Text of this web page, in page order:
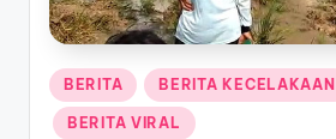
e
k
Posted
in
BERITA BERITA KECELAKAAN
BERITA VIRAL